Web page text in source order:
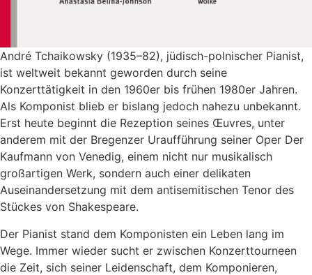
André Tchaikowsky (1935–82), jüdisch-polnischer Pianist,
ist weltweit bekannt geworden durch seine
Konzerttätigkeit in den 1960er bis frühen 1980er Jahren.
Als Komponist blieb er bislang jedoch nahezu unbekannt.
Erst heute beginnt die Rezeption seines Œuvres, unter
anderem mit der Bregenzer Uraufführung seiner Oper Der
Kaufmann von Venedig, einem nicht nur musikalisch
großartigen Werk, sondern auch einer delikaten
Auseinandersetzung mit dem antisemitischen Tenor des
Stückes von Shakespeare.
Der Pianist stand dem Komponisten ein Leben lang im
Wege. Immer wieder sucht er zwischen Konzerttourneen
die Zeit, sich seiner Leidenschaft, dem Komponieren,